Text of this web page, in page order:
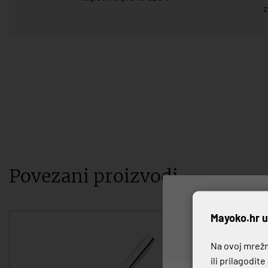
Povezani proizvodi
Mayoko.hr
Na ovoj
ili prilagodite